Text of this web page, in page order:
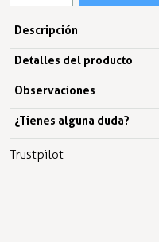
Descripción
Detalles del producto
Observaciones
¿Tienes alguna duda?
Trustpilot